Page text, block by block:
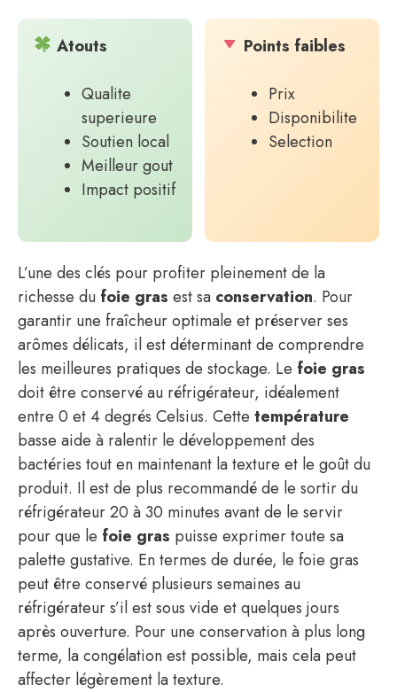
Atouts
Qualite
superieure
Soutien local
Meilleur gout
Impact positif
Points faibles
Prix
Disponibilite
Selection
L’une des clés pour profiter pleinement de la
richesse du foie gras est sa conservation. Pour
garantir une fraîcheur optimale et préserver ses
arômes délicats, il est déterminant de comprendre
les meilleures pratiques de stockage. Le foie gras
doit être conservé au réfrigérateur, idéalement
entre 0 et 4 degrés Celsius. Cette température
basse aide à ralentir le développement des
bactéries tout en maintenant la texture et le goût du
produit. Il est de plus recommandé de le sortir du
réfrigérateur 20 à 30 minutes avant de le servir
pour que le foie gras puisse exprimer toute sa
palette gustative. En termes de durée, le foie gras
peut être conservé plusieurs semaines au
réfrigérateur s’il est sous vide et quelques jours
après ouverture. Pour une conservation à plus long
terme, la congélation est possible, mais cela peut
affecter légèrement la texture.